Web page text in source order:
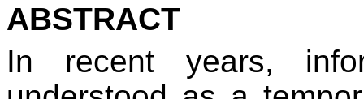
ABSTRACT
In recent years,